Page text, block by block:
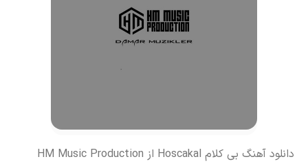
دانلود آهنگ بی کلام Hoscakal از HM Music Production